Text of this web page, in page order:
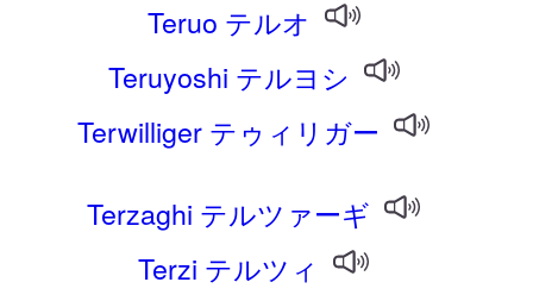
Teruo テルオ
Teruyoshi テルヨシ
Terwilliger テゥィリガー
Terzaghi テルツァーギ
Terzi テルツィ